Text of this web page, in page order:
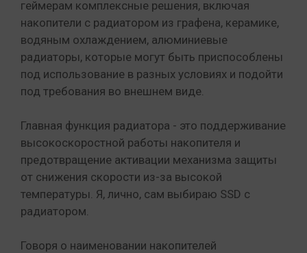
геймерам комплексные решения, включая
накопители с радиатором из графена, керамике,
водяным охлаждением, алюминиевые
радиаторы, которые могут быть приспособлены
под использование в разных условиях и подойти
под требования во внешнем виде.
Главная функция радиатора - это поддерживание
высокоскоростной работы накопителя и
предотвращение активации механизма защиты
от снижения скорости из-за высокой
температуры. Я, лично, сам выбираю SSD с
радиатором.
Говоря о наименовании накопителей